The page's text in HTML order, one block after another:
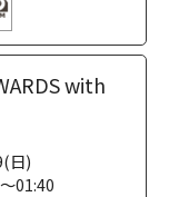
with
日)
01:40